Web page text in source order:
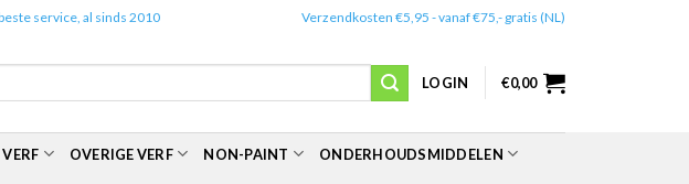
service, al sinds 2010 Verzendkosten €5,95 - vanaf €75,- gratis (NL)
LOGIN €0,00
OVERIGE VERF NON-PAINT ONDERHOUDSMIDDELEN